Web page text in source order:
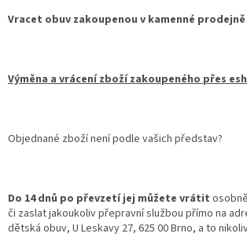
Vracet obuv zakoupenou v kamenné prodejně
Výměna a vrácení zboží zakoupeného přes
Objednané zboží není podle vašich představ?
Do 14 dnů po převzetí jej můžete vrátit
či zaslat jakoukoliv přepravní službou přímo na
dětská obuv, U Leskavy 27, 625 00 Brno, a to